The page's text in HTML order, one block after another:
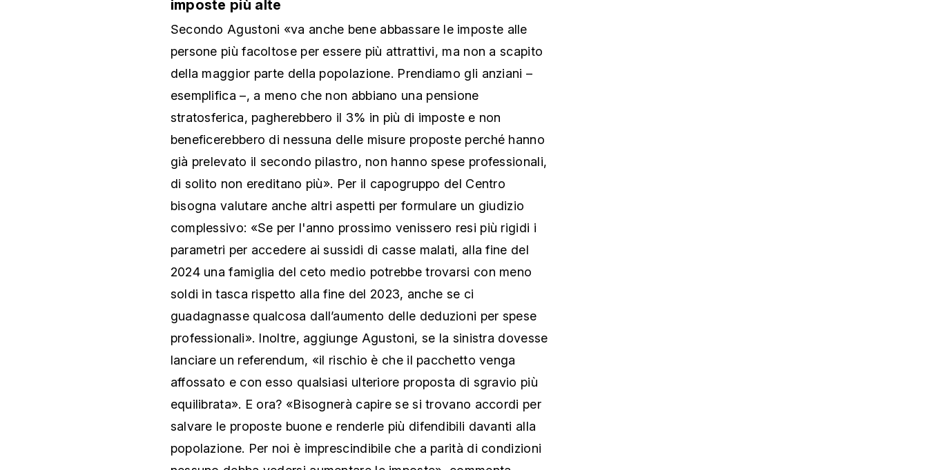
imposte più alte
Secondo Agustoni «va anche bene abbassare le imposte alle
persone più facoltose per essere più attrattivi, ma non a scapito
della maggior parte della popolazione. Prendiamo gli anziani –
esemplifica –, a meno che non abbiano una pensione
stratosferica, pagherebbero il 3% in più di imposte e non
beneficerebbero di nessuna delle misure proposte perché hanno
già prelevato il secondo pilastro, non hanno spese professionali,
di solito non ereditano più». Per il capogruppo del Centro
bisogna valutare anche altri aspetti per formulare un giudizio
complessivo: «Se per l'anno prossimo venissero resi più rigidi i
parametri per accedere ai sussidi di casse malati, alla fine del
2024 una famiglia del ceto medio potrebbe trovarsi con meno
soldi in tasca rispetto alla fine del 2023, anche se ci
guadagnasse qualcosa dall’aumento delle deduzioni per spese
professionali». Inoltre, aggiunge Agustoni, se la sinistra dovesse
lanciare un referendum, «il rischio è che il pacchetto venga
affossato e con esso qualsiasi ulteriore proposta di sgravio più
equilibrata». E ora? «Bisognerà capire se si trovano accordi per
salvare le proposte buone e renderle più difendibili davanti alla
popolazione. Per noi è imprescindibile che a parità di condizioni